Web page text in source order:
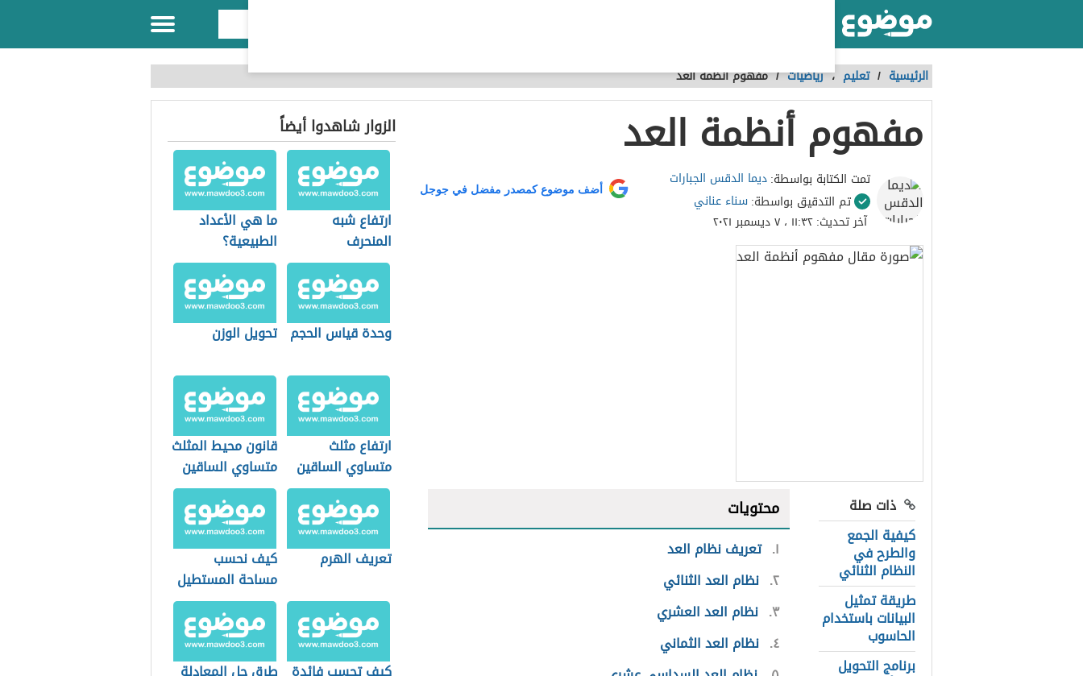
الرئيسية / تعليم ،رياضيات /مفهوم أنظمة العد
مفهوم أنظمة العد
تمت الكتابة بواسطة:ديما الدقس الجبارات
تم التدقيق بواسطة:سناء عناني
آخر تحديث:١١:٣٢ ، ٧ ديسمبر ٢٠٢١
أضف موضوع كمصدر مفضل في جوجل
ذات صلة
كيفية الجمع
والطرح في
النظام الثنائي
طريقة تمثيل
البيانات باستخدام
الحاسوب
برنامج التحويل
محتويات
١ تعريف نظام العد
٢ نظام العد الثنائي
٣ نظام العد العشري
٤ نظام العد الثماني
الزوار شاهدوا أيضاً
ارتفاع شبه
المنحرف
ما هي الأعداد
الطبيعية؟
وحدة قياس الحجم تحويل الوزن
ارتفاع مثلث
متساوي الساقين
قانون محيط المثلث
متساوي الساقين
تعريف الهرم
كيف نحسب
مساحة المستطيل